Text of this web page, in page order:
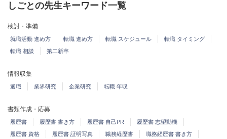
しごとの先生キーワード一覧
検討・準備
就職活動 進め方 転職 進め方 転職 スケジュール
転職 タイミング
転職 相談
第二新卒
情報収集
適職 業界研究 企業研究 転職 年収
書類作成・応募
履歴書 履歴書 書き方 履歴書 自己PR
履歴書 志望動機
履歴書 資格
履歴書 証明写真 職務経歴書
職務経歴書 書き方